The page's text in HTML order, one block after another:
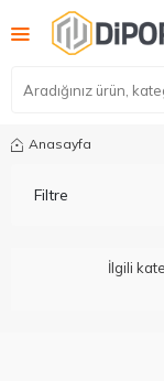
Anasayfa
Filtre
İlgili